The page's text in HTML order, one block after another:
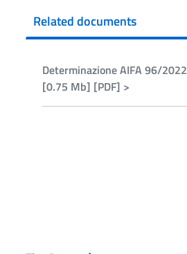
Related documents
Determinazione AIFA 96/2022
[0.75 Mb] [PDF] >